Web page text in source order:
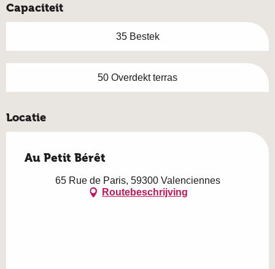
Capaciteit
35 Bestek
50 Overdekt terras
Locatie
Au Petit Bérêt
65 Rue de Paris, 59300 Valenciennes
Routebeschrijving